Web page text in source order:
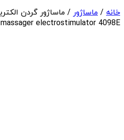
خانه / ماساژور
massager electrostimulator 4098E